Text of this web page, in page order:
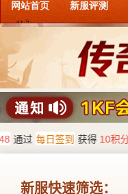
网站首页 新服评测